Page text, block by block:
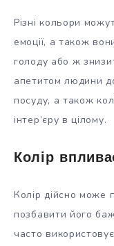
Різні кольори
емоції, а також
голоду або ж
апетитом людини
посуду, а також
інтер’єру в цілому.
Колір
Колір дійсно може
позбавити його
часто